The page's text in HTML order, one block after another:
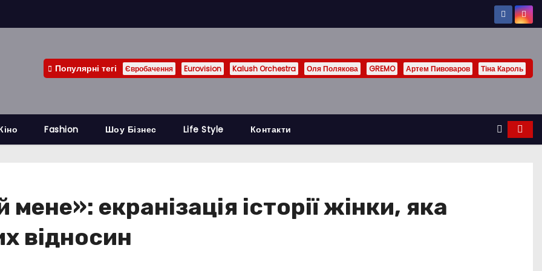
Популярні тегі Євробачення Eurovision Kalush Orchestra Оля Полякова GREMO Артем Пивоваров Тіна Кароль
Fashion Шоу Бізнес Life Style Контакти
екранізація історії жінки, яка
відносин